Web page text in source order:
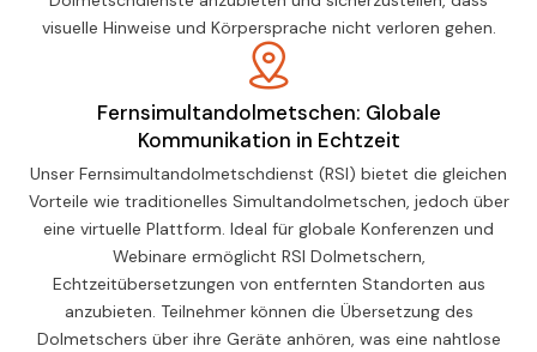
visuelle Hinweise und Körpersprache nicht verloren gehen.
Fernsimultandolmetschen: Globale
Kommunikation in Echtzeit
Unser Fernsimultandolmetschdienst (RSI) bietet die gleichen
Vorteile wie traditionelles Simultandolmetschen, jedoch über
eine virtuelle Plattform. Ideal für globale Konferenzen und
Webinare ermöglicht RSI Dolmetschern,
Echtzeitübersetzungen von entfernten Standorten aus
anzubieten. Teilnehmer können die Übersetzung des
Dolmetschers über ihre Geräte anhören, was eine nahtlose